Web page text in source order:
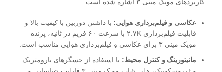
کاربردهای مویک مینی ۳ اشاره شده است:
عکاسی و فیلم‌برداری هوایی: با داشتن دوربین با کیفیت بالا و
قابلیت فیلم‌برداری ۲.۷K با سرعت ۶۰ فریم در ثانیه، پرنده
مویک مینی ۳ برای عکاسی و فیلم‌برداری هوایی مناسب است.
مانیتورینگ و کنترل محیط: با استفاده از حسگرهای بارومتریک
و ژیروسکوپیک، هلی شات مویک مینی ۳ قابلیت شناسایی و